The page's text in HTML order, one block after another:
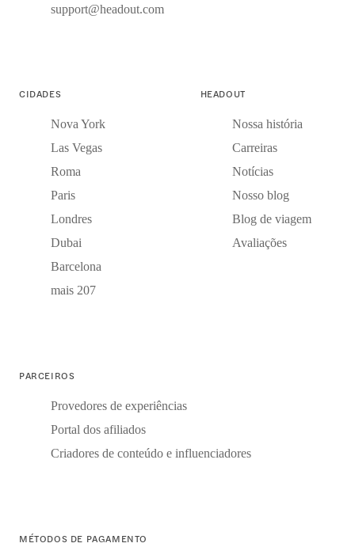
support@headout.com
CIDADES
Nova York
Las Vegas
Roma
Paris
Londres
Dubai
Barcelona
mais 207
HEADOUT
Nossa história
Carreiras
Notícias
Nosso blog
Blog de viagem
Avaliações
PARCEIROS
Provedores de experiências
Portal dos afiliados
Criadores de conteúdo e influenciadores
MÉTODOS DE PAGAMENTO